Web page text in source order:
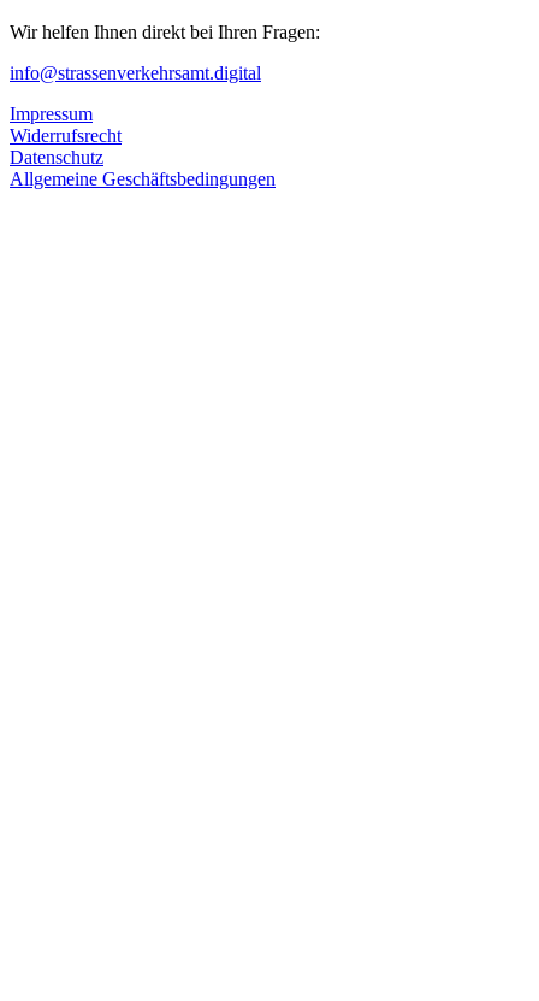
Wir helfen Ihnen direkt bei Ihren Fragen:
info@strassenverkehrsamt.digital
Impressum
Widerrufsrecht
Datenschutz
Allgemeine Geschäftsbedingungen